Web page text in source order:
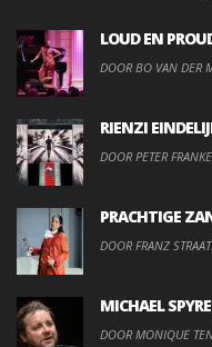
LOUD EN
DOOR BO VAN DER
RIENZI
DOOR PETER
PRACHTIGE
DOOR FRANZ
MICHAEL
DOOR MONIQUE